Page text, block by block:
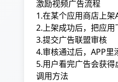
激励视频广告流程
1.在某个应用商店上架
2.上架成功后，把应
3.提交广告联盟审核
4.审核通过后，APP
5.用户看完广告会获得
调用方法